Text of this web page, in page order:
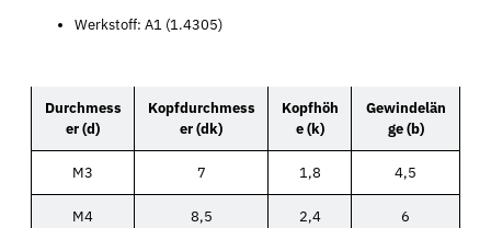
Werkstoff: A1 (1.4305)
Durchmess
er (d)
Kopfdurchmess
er (dk)
Kopfhöh
e (k)
Gewindelän
ge (b)
M3 7 1,8 4,5
M4 8,5 2,4 6